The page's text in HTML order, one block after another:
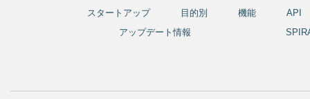
スタートアップ 目的別 機能
API
アップデート情報